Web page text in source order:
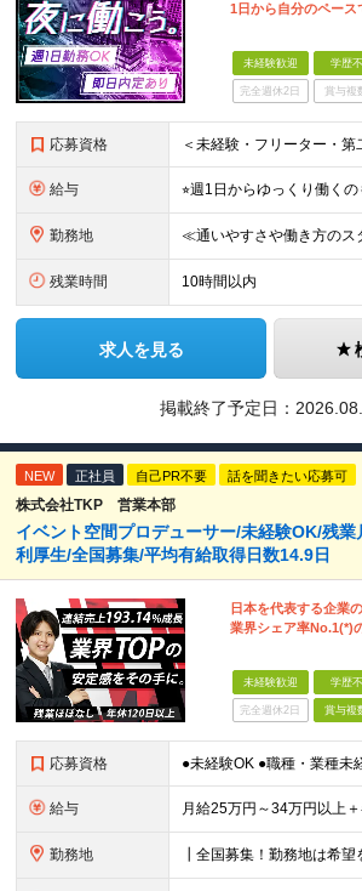
1日から自分のペース
未経験歓迎 学歴
完全週休2日 賞与複
応募資格
給与
勤務地
残業時間 10時間以内
求人を見る
掲載終了予定日：
NEW 正社員 自己PR不要 話を聞きたい応募可
株式会社TKP 営業本部
イベント空間プロデューサー/未経験OK/残
利厚生/全国募集/平均有給取得日数14.9日
日本を代表する企業
業界シェア率No.1(*)
未経験歓迎 学歴
完全週休2日 賞与複
応募資格
給与
勤務地